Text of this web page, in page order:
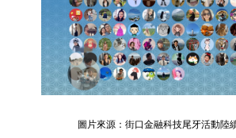
圖片來源：街口金融科技尾牙活動陸